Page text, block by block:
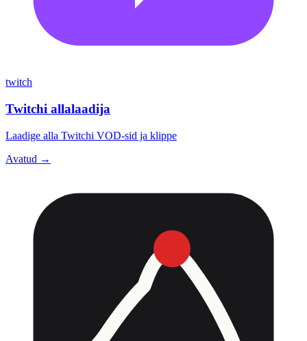
twitch
Twitchi allalaadija
Laadige alla Twitchi VOD-sid ja klippe
Avatud →